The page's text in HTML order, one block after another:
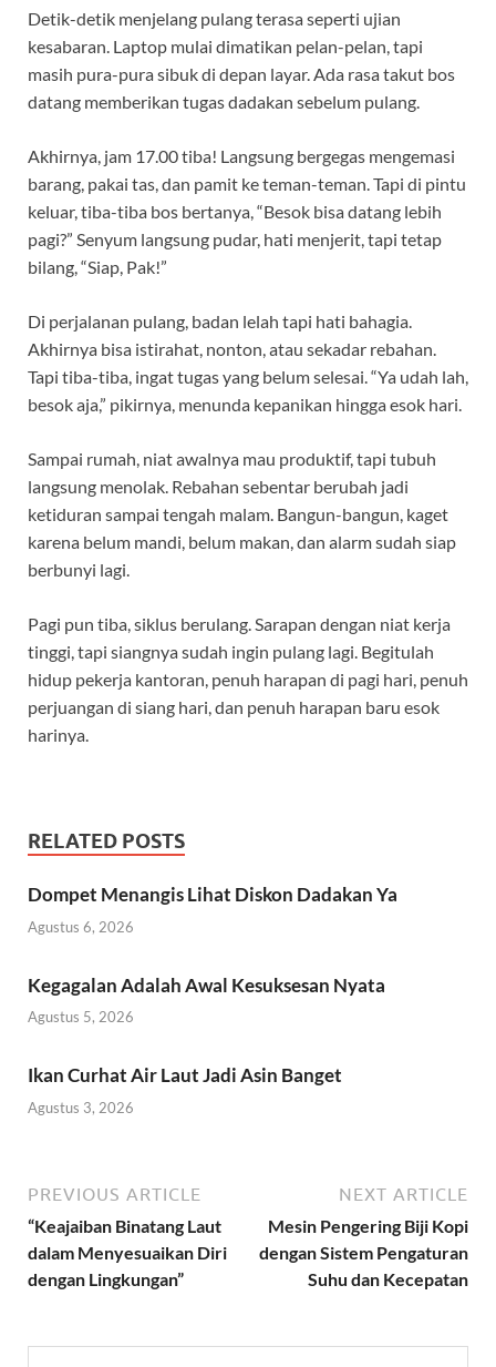
Detik-detik menjelang pulang terasa seperti ujian
kesabaran. Laptop mulai dimatikan pelan-pelan, tapi
masih pura-pura sibuk di depan layar. Ada rasa takut bos
datang memberikan tugas dadakan sebelum pulang.
Akhirnya, jam 17.00 tiba! Langsung bergegas mengemasi
barang, pakai tas, dan pamit ke teman-teman. Tapi di pintu
keluar, tiba-tiba bos bertanya, “Besok bisa datang lebih
pagi?” Senyum langsung pudar, hati menjerit, tapi tetap
bilang, “Siap, Pak!”
Di perjalanan pulang, badan lelah tapi hati bahagia.
Akhirnya bisa istirahat, nonton, atau sekadar rebahan.
Tapi tiba-tiba, ingat tugas yang belum selesai. “Ya udah lah,
besok aja,” pikirnya, menunda kepanikan hingga esok hari.
Sampai rumah, niat awalnya mau produktif, tapi tubuh
langsung menolak. Rebahan sebentar berubah jadi
ketiduran sampai tengah malam. Bangun-bangun, kaget
karena belum mandi, belum makan, dan alarm sudah siap
berbunyi lagi.
Pagi pun tiba, siklus berulang. Sarapan dengan niat kerja
tinggi, tapi siangnya sudah ingin pulang lagi. Begitulah
hidup pekerja kantoran, penuh harapan di pagi hari, penuh
perjuangan di siang hari, dan penuh harapan baru esok
harinya.
RELATED POSTS
Dompet Menangis Lihat Diskon Dadakan Ya
Agustus 6, 2026
Kegagalan Adalah Awal Kesuksesan Nyata
Agustus 5, 2026
Ikan Curhat Air Laut Jadi Asin Banget
Agustus 3, 2026
PREVIOUS ARTICLE
“Keajaiban Binatang Laut
dalam Menyesuaikan Diri
dengan Lingkungan”
NEXT ARTICLE
Mesin Pengering Biji Kopi
dengan Sistem Pengaturan
Suhu dan Kecepatan